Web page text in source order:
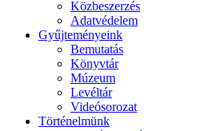
Közbeszerzés
Adatvédelem
Gyűjteményeink
Bemutatás
Könyvtár
Múzeum
Levéltár
Videósorozat
Történelmünk